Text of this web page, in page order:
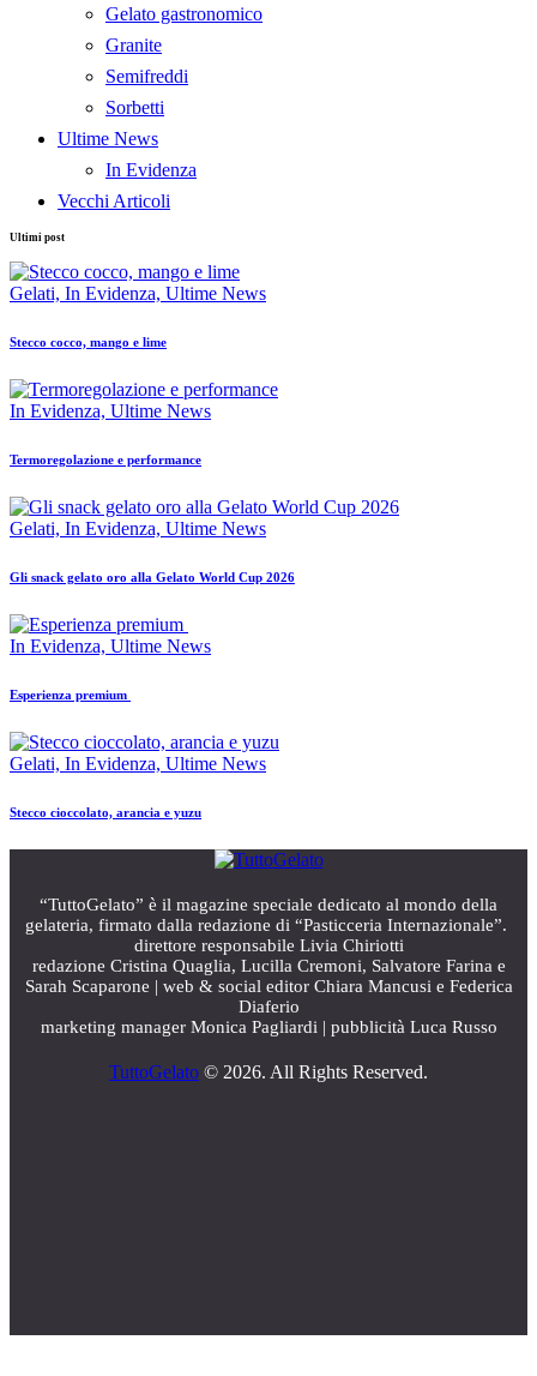
Gelato gastronomico
Granite
Semifreddi
Sorbetti
Ultime News
In Evidenza
Vecchi Articoli
Ultimi post
Gelati, In Evidenza, Ultime News
Stecco cocco, mango e lime
In Evidenza, Ultime News
Termoregolazione e performance
Gelati, In Evidenza, Ultime News
Gli snack gelato oro alla Gelato World Cup 2026
In Evidenza, Ultime News
Esperienza premium
Gelati, In Evidenza, Ultime News
Stecco cioccolato, arancia e yuzu
“TuttoGelato” è il magazine speciale dedicato al mondo della
gelateria, firmato dalla redazione di “Pasticceria Internazionale”.
direttore responsabile Livia Chiriotti
redazione Cristina Quaglia, Lucilla Cremoni, Salvatore Farina e
Sarah Scaparone | web & social editor Chiara Mancusi e Federica
Diaferio
marketing manager Monica Pagliardi | pubblicità Luca Russo
TuttoGelato © 2026. All Rights Reserved.